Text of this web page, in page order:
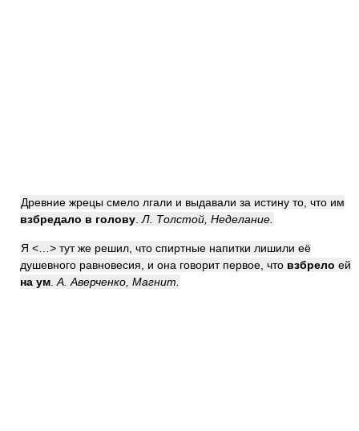
Древние жрецы смело лгали и выдавали за истину то, что им
взбредало в голову Л. Толстой, Неделание.
Я <…> тут же решил, что спиртные напитки лишили её
душевного равновесия, и она говорит первое, что взбрело ей
на ум А. Аверченко, Магнит.